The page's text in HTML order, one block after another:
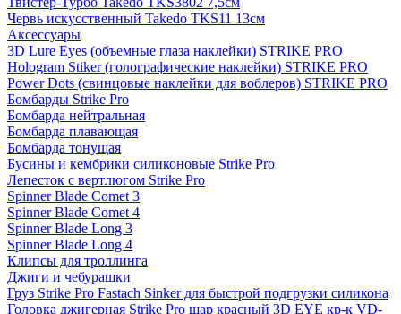
Червь искусственный Takedo TKS11 13см
Аксессуары
3D Lure Eyes (объемные глаза наклейки) STRIKE PRO
Hologram Stiker (голографические наклейки) STRIKE PRO
Power Dots (свинцовые наклейки для воблеров) STRIKE PRO
Бомбарды Strike Pro
Бомбарда нейтральная
Бомбарда плавающая
Бомбарда тонущая
Бусины и кембрики силиконовые Strike Pro
Лепесток с вертлюгом Strike Pro
Spinner Blade Comet 3
Spinner Blade Comet 4
Spinner Blade Long 3
Spinner Blade Long 4
Клипсы для троллинга
Джиги и чебурашки
Груз Strike Pro Fastach Sinker для быстрой подгрузки силикона
Головка джигерная Strike Pro шар красный 3D EYE кр-к VD-